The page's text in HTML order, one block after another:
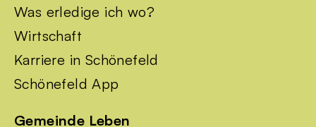
Was erledige ich wo?
Wirtschaft
Karriere in Schönefeld
Schönefeld App
Gemeinde Leben